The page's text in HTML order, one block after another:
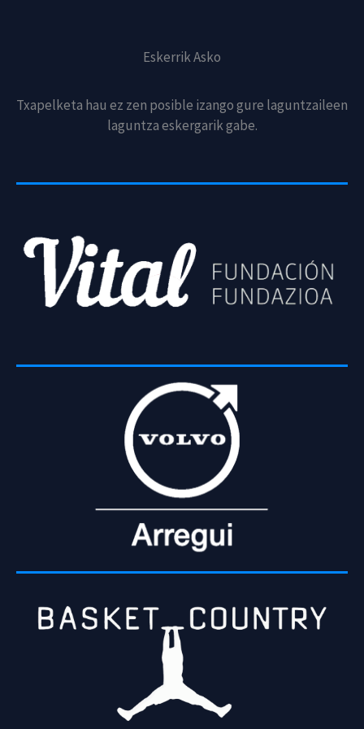
Eskerrik Asko
Txapelketa hau ez zen posible izango gure laguntzaileen
laguntza eskergarik gabe.